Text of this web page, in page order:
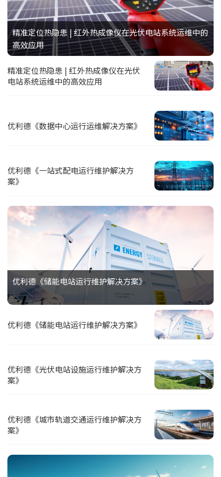
精准定位热隐患 | 红外热成像仪在光伏电站系统运维中的
高效应用
精准定位热隐患 | 红外热成像仪在光伏
电站系统运维中的高效应用
优利德《数据中心运行运维解决方案》
优利德《一站式配电运行维护解决方
案》
优利德《储能电站运行维护解决方案》
优利德《储能电站运行维护解决方案》
优利德《光伏电站设施运行维护解决方
案》
优利德《城市轨道交通运行维护解决方
案》